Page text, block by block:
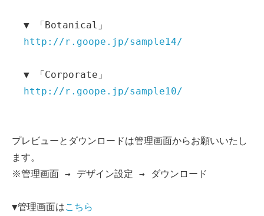
  ▼ 「Botanical」
http://r.goope.jp/sample14/
  ▼ 「Corporate」
http://r.goope.jp/sample10/
プレビューとダウンロードは管理画面からお願いいたし
ます。
※管理画面 → デザイン設定 → ダウンロード
▼管理画面はこちら